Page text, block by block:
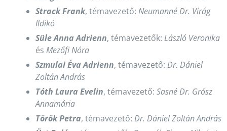
Strack Frank, témavezető: Neumanné Dr. Virág
Ildikó
Süle Anna Adrienn, témavezetők: László Veronika
és Mezőfi Nóra
Szmulai Éva Adrienn, témavezető: Dr. Dániel
Zoltán András
Tóth Laura Evelin, témavezető: Sasné Dr. Grósz
Annamária
Török Petra, témavezető: Dr. Dániel Zoltán András